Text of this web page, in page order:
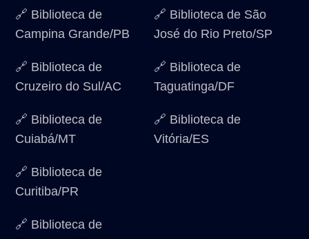
🔗 Biblioteca de
Campina Grande/PB
🔗 Biblioteca de São
José do Rio Preto/SP
🔗 Biblioteca de
Cruzeiro do Sul/AC
🔗 Biblioteca de
Taguatinga/DF
🔗 Biblioteca de
Cuiabá/MT
🔗 Biblioteca de
Vitória/ES
🔗 Biblioteca de
Curitiba/PR
🔗 Biblioteca de